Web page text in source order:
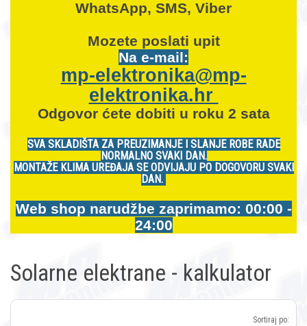
WhatsApp, SMS, Viber
Mozete poslati upit
Na e-mail:
mp-elektronika@mp-
elektronika.hr
Odgovor ćete dobiti u roku 2 sata
SVA SKLADIŠTA ZA PREUZIMANJE I SLANJE ROBE RADE
NORMALNO SVAKI DAN.
MONTAŽE KLIMA UREĐAJA SE ODVIJAJU PO DOGOVORU SVAKI
DAN.
Web shop narudžbe zaprimamo: 00:00 -
24:00
Solarne elektrane - kalkulator
Sortiraj po: